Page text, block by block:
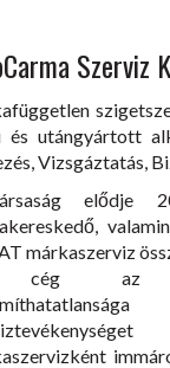
Szerviz
és utángyártott
Vizsgáztatás,
elődje
márkaszerviz
az